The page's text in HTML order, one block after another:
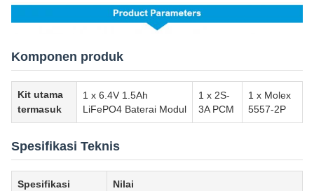
Komponen produk
Kit utama
termasuk
1 x 6.4V 1.5Ah
LiFePO4 Baterai Modul
1 x 2S-
3A PCM
1 x Molex
5557-2P
Spesifikasi Teknis
Spesifikasi Nilai